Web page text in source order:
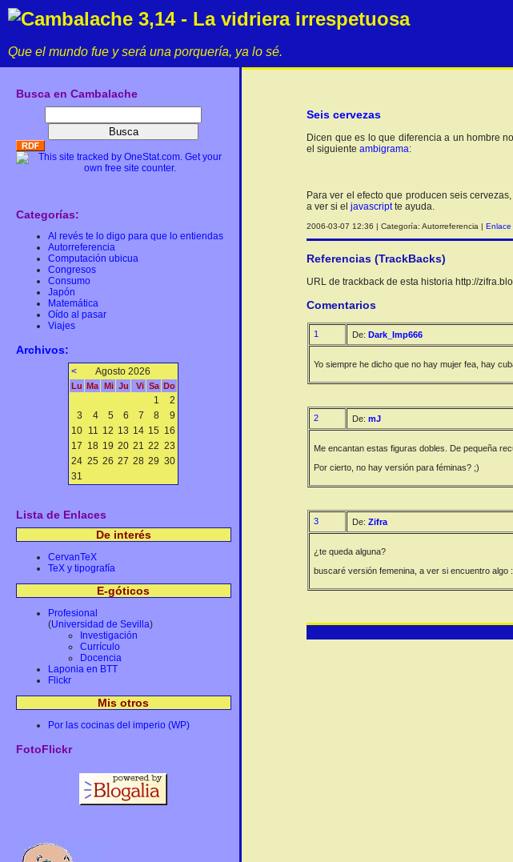
Cambalache 3,14 - La vidriera irrespetuosa
Que el mundo fue y será una porquería, ya lo sé.
Seis cervezas
Dicen que es lo que diferencia a un hombre
el siguienteambigrama:
Para ver el efecto que producen seis
a ver si eljavascriptte ayuda.
2006-03-07 12:36 | Categoría: Autorreferencia |Enlace
Referencias (TrackBacks)
URL de trackback de esta historia http://
Comentarios
1 De: Dark_Imp666
Yo siempre he dicho que no hay mujer fea, hay
2 De: mJ
Me encantan estas figuras dobles. De pequeña
Por cierto, no hay versión para féminas? ;)
3 De: Zifra
¿te queda alguna?
buscaré versión femenina, a ver si encuentro algo
Busca en Cambalache
Categorías:
Al revés te lo digo para que lo entiendas
Autorreferencia
Computación ubicua
Congresos
Consumo
Japón
Matemática
Oído al pasar
Viajes
Archivos:
< Agosto 2026
Lu Ma Mi Ju Vi Sa Do
1
2
3
4 5 6 7 8
9
10 11 12 13 14 15 16
17 18 19 20 21 22 23
24 25 26 27 28 29 30
31
Lista de Enlaces
De interés
CervanTeX
TeX y tipografía
E-góticos
Profesional
(Universidad de Sevilla)
Investigación
Currículo
Docencia
Laponia en BTT
Flickr
Mis otros
Por las cocinas del imperio (WP)
FotoFlickr